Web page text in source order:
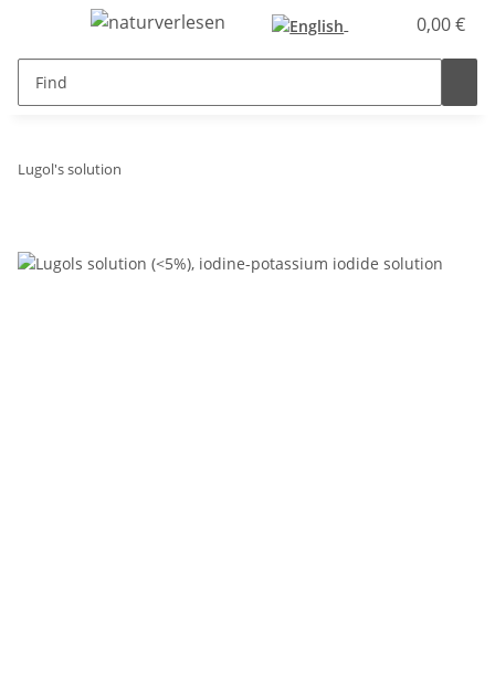
0,00 €
Lugol's solution